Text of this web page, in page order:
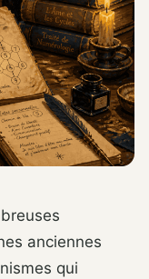
anciennes
qui